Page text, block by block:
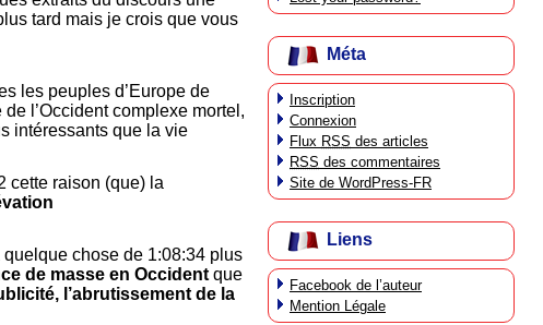
tard mais je crois que vous
les peuples d’Europe de
l’Occident complexe mortel,
intéressants que la vie
cette raison (que) la
chose de 1:08:34 plus
de masse en Occident que
l’abrutissement de la
Méta
Inscription
Connexion
Flux RSS des articles
RSS des commentaires
Site de WordPress-FR
Liens
Facebook de l’auteur
Mention Légale